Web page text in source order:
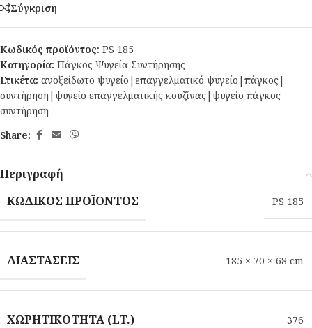
Σύγκριση
Κωδικός προϊόντος: PS 185
Κατηγορία: Πάγκος Ψυγεία Συντήρησης
Ετικέτα: ανοξείδωτο ψυγείο|επαγγελματικό ψυγείο|πάγκος|
συντήρηση|ψυγείο επαγγελματικής κουζίνας|ψυγείο πάγκος
συντήρηση
Share:
Περιγραφή
ΚΩΔΙΚΌΣ ΠΡΟΪΌΝΤΟΣ
PS 185
ΔΙΑΣΤΆΣΕΙΣ 185 × 70 × 68 cm
ΧΩΡΗΤΙΚΌΤΗΤΑ (LT.) 376